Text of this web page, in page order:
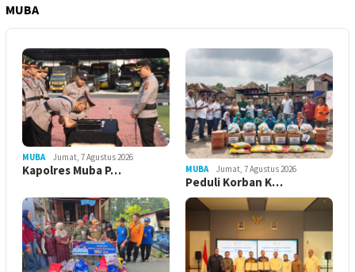
MUBA
MUBA Jumat, 7 Agustus 2026
Kapolres Muba P… MUBA Jumat, 7 Agustus 2026
Peduli Korban K…